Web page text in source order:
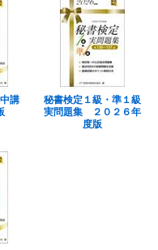
講
秘書検定１級・準１級
実問題集 ２０２６年
度版